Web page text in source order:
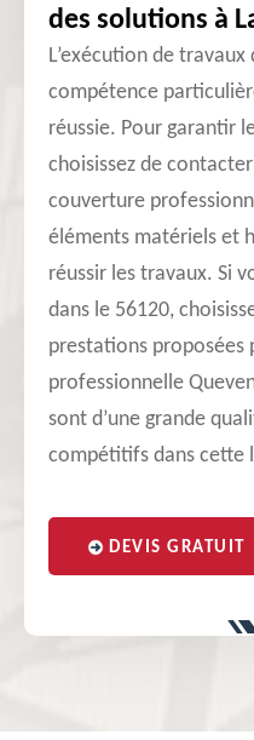
des solutions à
L’exécution de
compétence
réussie. Pour garantir
choisissez de
couverture
éléments matériels et
réussir les travaux. Si
dans le 56120,
prestations proposées
professionnelle
sont d’une grande
compétitifs dans cette
DEVIS GRATUIT